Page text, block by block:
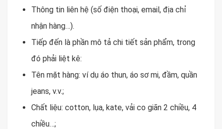
Thông tin liên hệ (số điện thoại, email, địa chỉ
nhận hàng…).
Tiếp đến là phần mô tả chi tiết sản phẩm, trong
đó phải liệt kê:
Tên mặt hàng: ví dụ áo thun, áo sơ mi, đầm, quần
jeans, v.v.;
Chất liệu: cotton, lụa, kate, vải co giãn 2 chiều, 4
chiều…;